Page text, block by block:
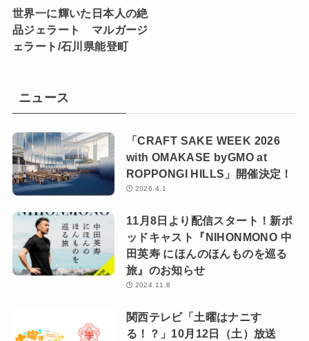
世界一に輝いた日本人の絶
品ジェラート マルガージ
ェラート/石川県能登町
ニュース
「CRAFT SAKE WEEK 2026
with OMAKASE byGMO at
ROPPONGI HILLS」開催決定！
2026.4.1
11月8日より配信スタート！新ポ
ッドキャスト『NIHONMONO 中
田英寿 にほんのほんものを巡る
旅』のお知らせ
2024.11.8
関西テレビ「土曜はナニす
る！？」10月12日（土）放送